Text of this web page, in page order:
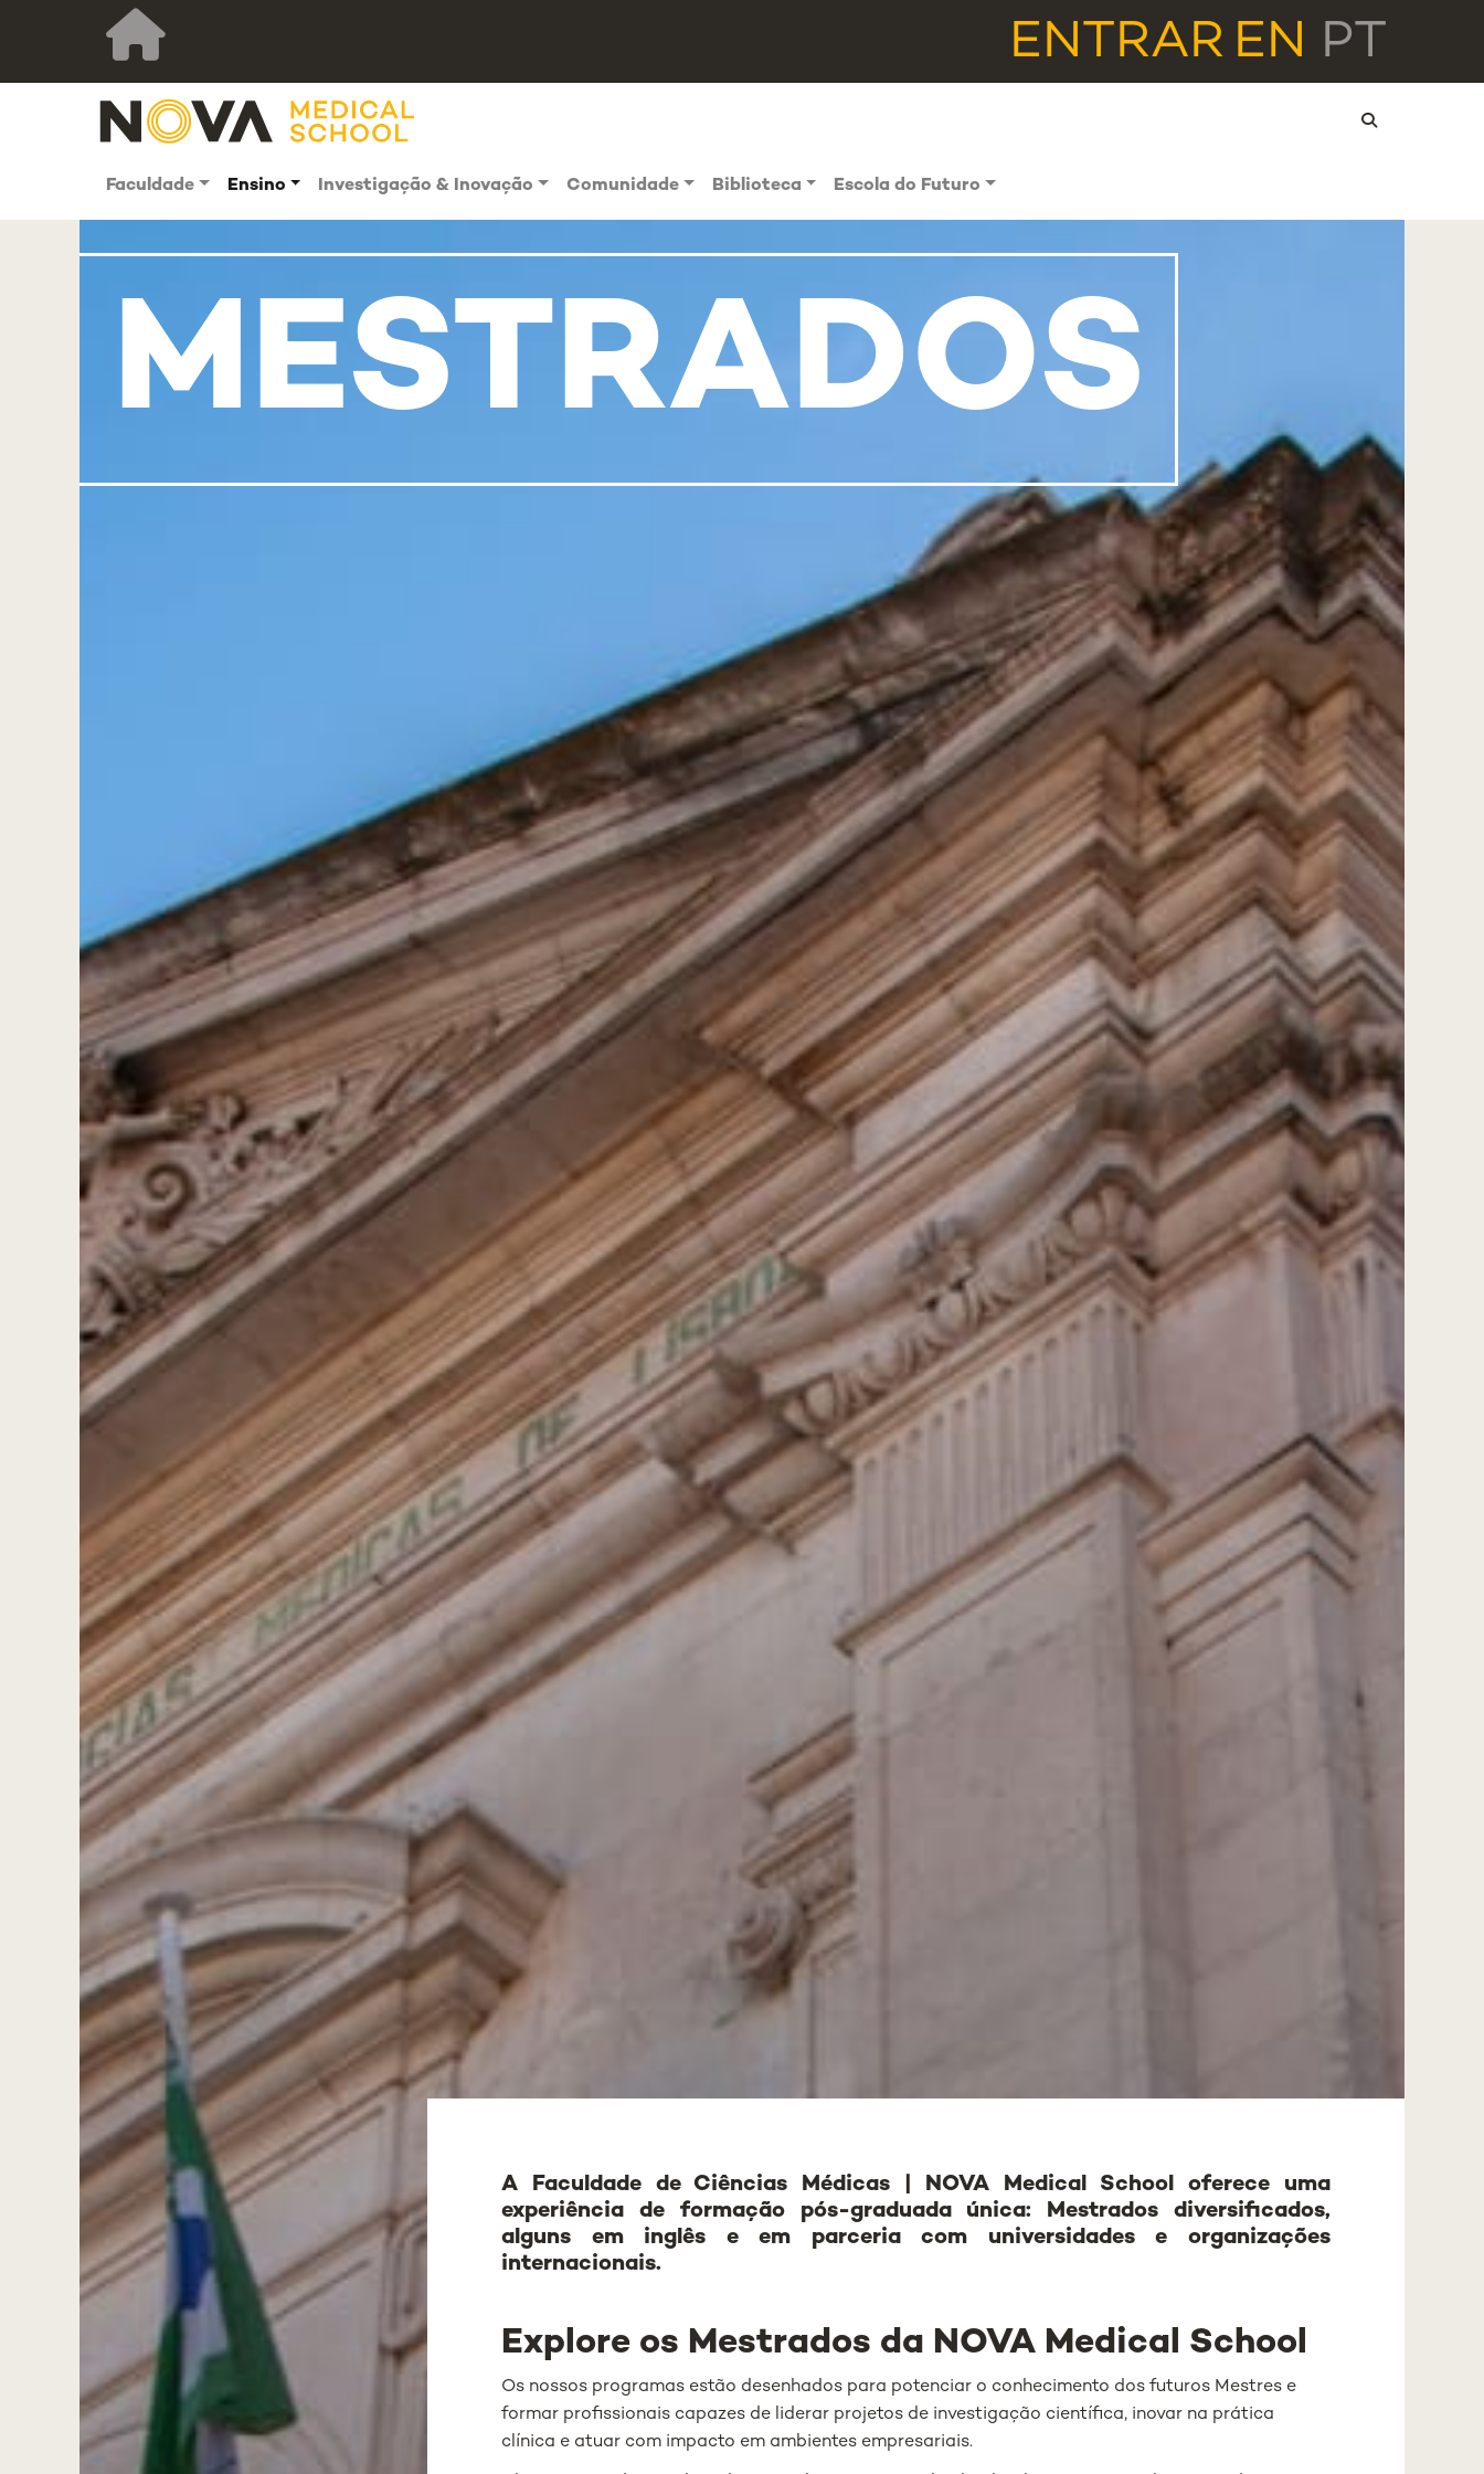
ENTRAR EN PT
Faculdade Ensino Investigação & Inovação Comunidade Biblioteca Escola do Futuro
MESTRADOS
A Faculdade de Ciências Médicas | NOVA Medical School oferece uma
experiência de formação pós-graduada única: Mestrados diversificados,
alguns em inglês e em parceria com universidades e organizações
internacionais.
Explore os Mestrados da NOVA Medical School
Os nossos programas estão desenhados para potenciar o conhecimento dos futuros Mestres e
formar profissionais capazes de liderar projetos de investigação científica, inovar na prática
clínica e atuar com impacto em ambientes empresariais.